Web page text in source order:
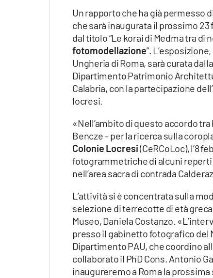
Vai
Un rapporto che ha già permesso
che sarà inaugurata il prossimo
dal titolo “Le korai di Medma tra di
fotomodellazione”.
Ungheria di Roma, sarà curata
Dipartimento Patrimonio
Calabria, con la partecipazione
locresi.
«Nell’ambito di questo accordo tra
Bencze – per la ricerca sulla
Colonie Locresi(CeRCoLoc), l’8
fotogrammetriche di alcuni reperti
nell’area sacra di contrada
L’attività si è concentrata sulla
selezione di terrecotte di età
Museo, Daniela Costanzo.
presso il gabinetto fotografico del
Dipartimento PAU, che coordino
collaborato il PhD Cons. Antonio
inaugureremo a Roma la